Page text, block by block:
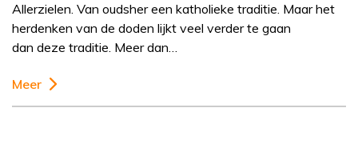
Allerzielen. Van oudsher een katholieke traditie. Maar het
herdenken van de doden lijkt veel verder te gaan
dan deze traditie. Meer dan…
Meer